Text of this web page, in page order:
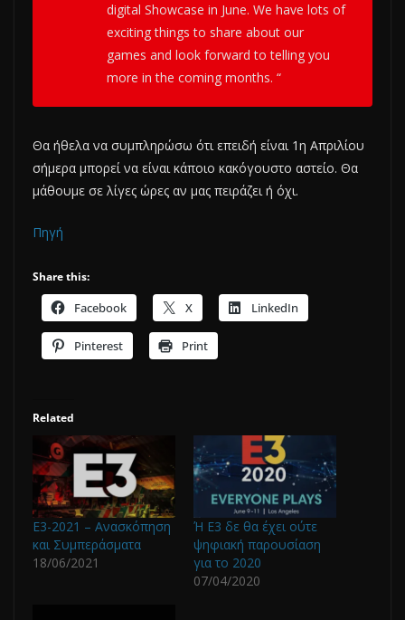
digital Showcase in June. We have lots of
exciting things to share about our
games and look forward to telling you
more in the coming months. “
Θα ήθελα να συμπληρώσω ότι επειδή είναι 1η Απριλίου
σήμερα μπορεί να είναι κάποιο κακόγουστο αστείο. Θα
μάθουμε σε λίγες ώρες αν μας πειράζει ή όχι.
Πηγή
Share this:
Facebook X LinkedIn
Pinterest Print
Related
E3-2021 – Ανασκόπηση
και Συμπεράσματα
18/06/2021
Ή E3 δε θα έχει ούτε
ψηφιακή παρουσίαση
για το 2020
07/04/2020